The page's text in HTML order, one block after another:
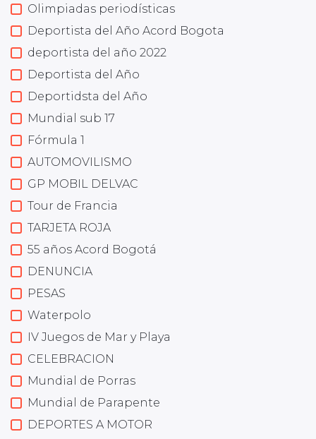
Olimpiadas periodísticas
Deportista del Año Acord Bogota
deportista del año 2022
Deportista del Año
Deportidsta del Año
Mundial sub 17
Fórmula 1
AUTOMOVILISMO
GP MOBIL DELVAC
Tour de Francia
TARJETA ROJA
55 años Acord Bogotá
DENUNCIA
PESAS
Waterpolo
IV Juegos de Mar y Playa
CELEBRACION
Mundial de Porras
Mundial de Parapente
DEPORTES A MOTOR